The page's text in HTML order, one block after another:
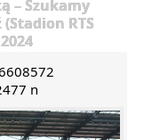
– Szukamy
RTS
n